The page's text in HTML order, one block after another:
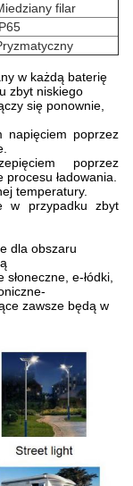
filar
w każdą baterię
zbyt niskiego
się ponownie,
napięciem poprzez
poprzez
ładowania.
temperatury.
w przypadku zbyt
dla obszaru
e-łódki,
zawsze będą w